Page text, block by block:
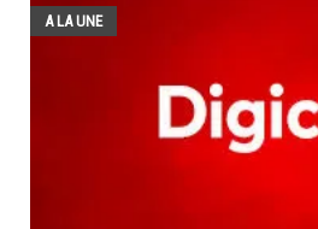
A LA UNE